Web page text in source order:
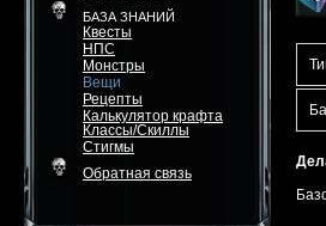
БАЗА ЗНАНИЙ
Квесты
НПС
Монстры
Вещи
Рецепты
Калькулятор крафта
Классы/Скиллы
Стигмы
Обратная связь